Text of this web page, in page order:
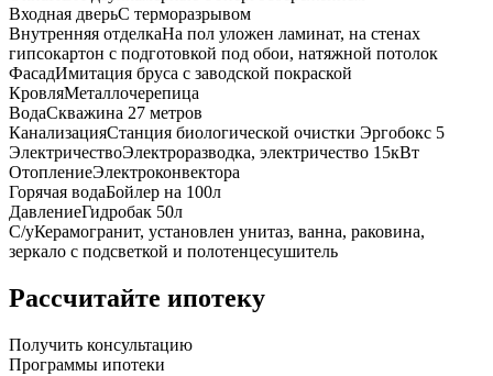
Входная дверьС терморазрывом
Внутренняя отделкаНа пол уложен ламинат, на стенах
гипсокартон с подготовкой под обои, натяжной потолок
ФасадИмитация бруса с заводской покраской
КровляМеталлочерепица
ВодаСквaжинa 27 метpов
КанализацияCтанция биолoгичeской очистки Эpгoбокс 5
ЭлектричествоЭлектроразводка, электричество 15кВт
ОтоплениеЭлектроконвектора
Горячая водаБойлер на 100л
ДавлениеГидробак 50л
С/уКерамогранит, установлен унитаз, ванна, раковина,
зеркало с подсветкой и полотенцесушитель
Рассчитайте ипотеку
Получить консультацию
Программы ипотеки